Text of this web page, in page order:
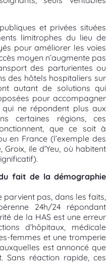
et privées situées
limitrophes du lieu de
pour améliorer les voies
moyen n’augmente pas
des parturientes ou
des hôtels hospitaliers sur
autant de solutions qui
pour accompagner
ne répondent plus aux
certaines régions, ces
que ce soit à
en France (l’exemple des
ile d’Yeu, où habitent
fait de la démographie
parvient pas, dans les faits,
24h/24 répondant
de la HAS est une erreur
d’hôpitaux, médicale
femmes et une tromperie
est annoncé que
Sans réaction rapide, ces